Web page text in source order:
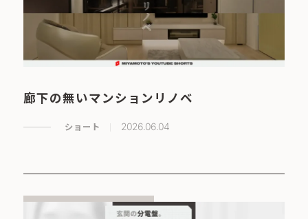
廊下の無いマンションリノベ
ショート 2026.06.04